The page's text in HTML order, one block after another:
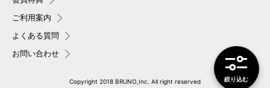
絞り込み
ご利用案内
よくある質問
お問い合わせ
Copyright 2018 BRUNO,Inc. All right reserved